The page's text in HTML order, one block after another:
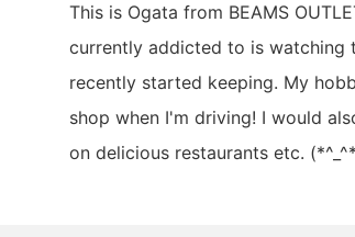
This is Ogata from BEAMS
currently addicted to is watching
recently started keeping. My
shop when I'm driving! I would
on delicious restaurants etc.